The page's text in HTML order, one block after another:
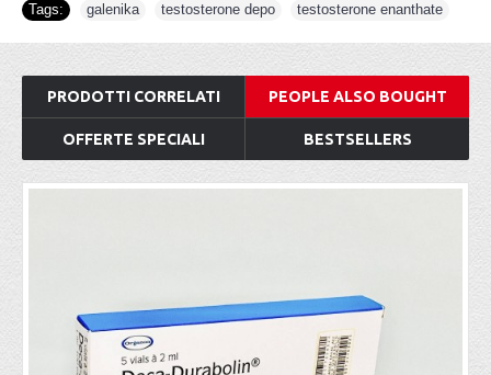
Tags: galenika testosterone depo testosterone enanthate
PRODOTTI CORRELATI PEOPLE ALSO BOUGHT
OFFERTE SPECIALI BESTSELLERS